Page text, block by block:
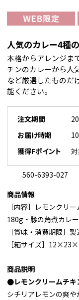
人気のカレー4種の
本格からアレンジま
チンのカレーから人
など厳選したものだ
能ください。
注文期間
お届け時期
獲得Fポイント
560-6393-027
商品情報
［内容］レモンクリ
180g・豚の角煮カレ
［賞味・消費期限］
［箱サイズ］
商品説明
●レモンクリームチキ
シチリアレモンの爽